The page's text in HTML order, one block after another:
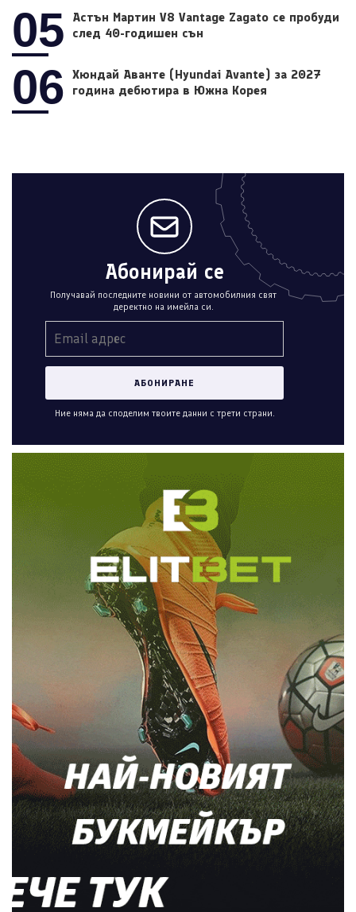
05
Астън Мартин V8 Vantage Zagato се пробуди
след 40-годишен сън
06
Хюндай Аванте (Hyundai Avante) за 2027
година дебютира в Южна Корея
Абонирай се
Получавай последните новини от автомобилния свят
деректно на имейла си.
Ние няма да споделим твоите данни с трети страни.